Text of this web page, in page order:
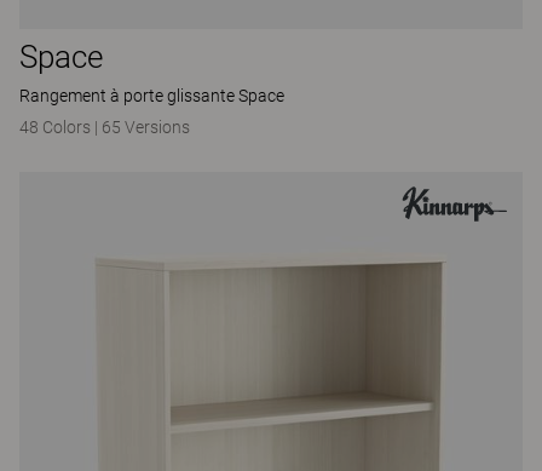
Space
Rangement à porte glissante Space
48 Colors | 65 Versions